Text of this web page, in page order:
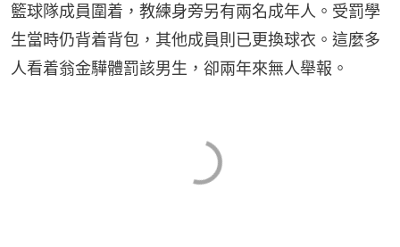
籃球隊成員圍着，教練身旁另有兩名成年人。受罰學
生當時仍背着背包，其他成員則已更換球衣。這麼多
人看着翁金驊體罰該男生，卻兩年來無人舉報。